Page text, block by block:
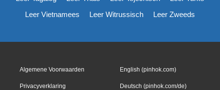
Leer Vietnamees
Leer Witrussisch Leer Zweeds
Algemene Voorwaarden
Privacyverklaring
English (pinhok.com)
Deutsch (pinhok.com/de)